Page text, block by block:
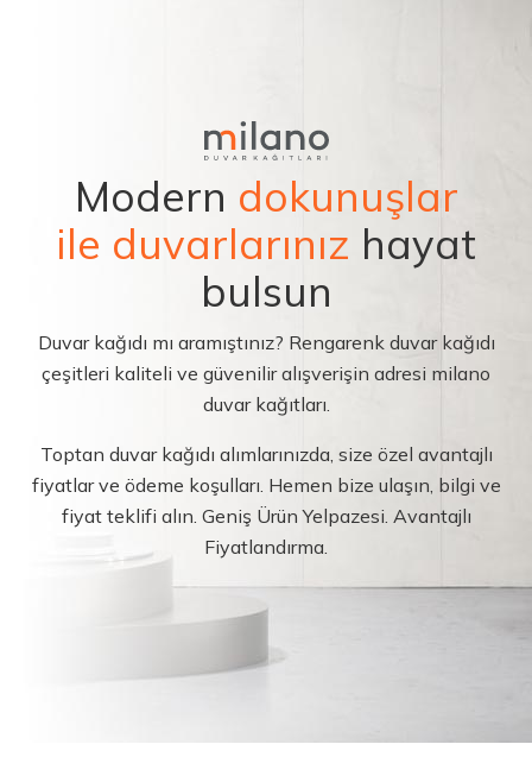
Modern dokunuşlar
ile duvarlarınız hayat
bulsun
Duvar kağıdı mı aramıştınız? Rengarenk duvar kağıdı
çeşitleri kaliteli ve güvenilir alışverişin adresi milano
duvar kağıtları.
Toptan duvar kağıdı alımlarınızda, size özel avantajlı
fiyatlar ve ödeme koşulları. Hemen bize ulaşın, bilgi ve
fiyat teklifi alın. Geniş Ürün Yelpazesi. Avantajlı
Fiyatlandırma.